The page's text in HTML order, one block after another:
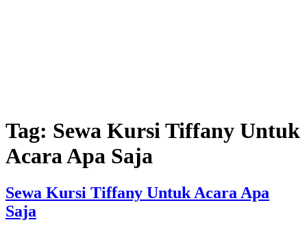
Tag: Sewa Kursi Tiffany Untuk
Acara Apa Saja
Sewa Kursi Tiffany Untuk Acara Apa
Saja